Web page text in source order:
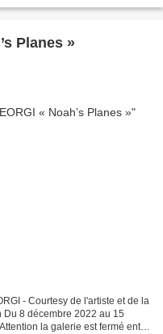
Planes »
- Courtesy de l'artiste et de la
8 décembre 2022 au 15
la galerie est fermé entre